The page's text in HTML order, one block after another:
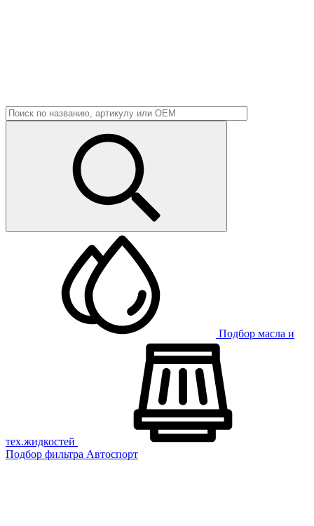
Подбор масла и
тех.жидкостей
Подбор фильтра Автоспорт